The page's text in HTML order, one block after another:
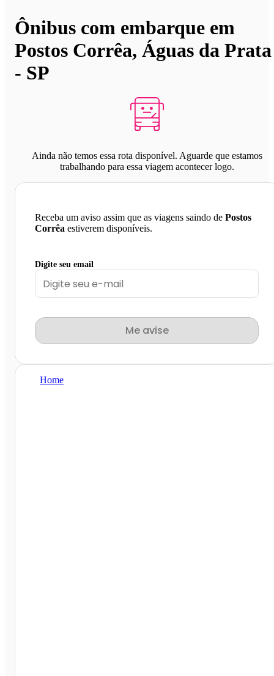
Ônibus com embarque em
Postos Corrêa, Águas da Prata
- SP
Ainda não temos essa rota disponível. Aguarde que estamos
trabalhando para essa viagem acontecer logo.
Receba um aviso assim que as viagens saindo de Postos
Corrêa estiverem disponíveis.
Digite seu email
Me avise
Home